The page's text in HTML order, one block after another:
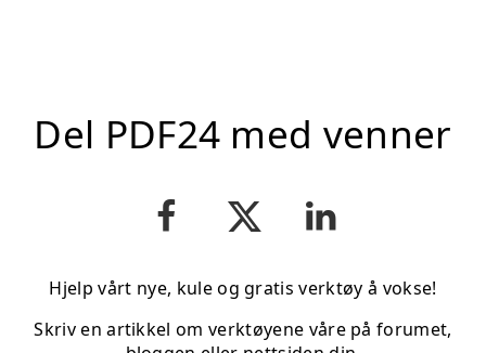
Del PDF24 med venner
Hjelp vårt nye, kule og gratis verktøy å vokse!
Skriv en artikkel om verktøyene våre på forumet,